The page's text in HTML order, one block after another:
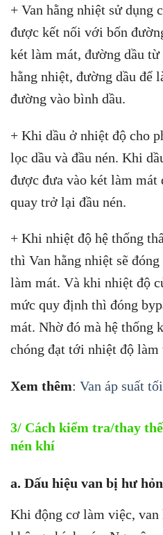
+ Van hằng nhiệt sử dụng
được kết nối với bốn
két làm mát, đường dầu
hằng nhiệt, đường dầu để
đường vào bình dầu.
+ Khi dầu ở nhiệt độ cho
lọc dầu và đầu nén. Khi
được đưa vào két làm mát
quay trở lại đầu nén.
+ Khi nhiệt độ hệ thống
thì Van hằng nhiệt sẽ
làm mát. Và khi nhiệt độ
mức quy định thì đóng
mát. Nhờ đó mà hệ thống
chóng đạt tới nhiệt độ làm
Xem thêm: Van áp suất
3/ Cách kiểm tra/thay
nén khí
a. Dấu hiệu van bị hư
Khi động cơ làm việc, van